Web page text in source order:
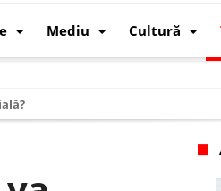
Mediu Cultură